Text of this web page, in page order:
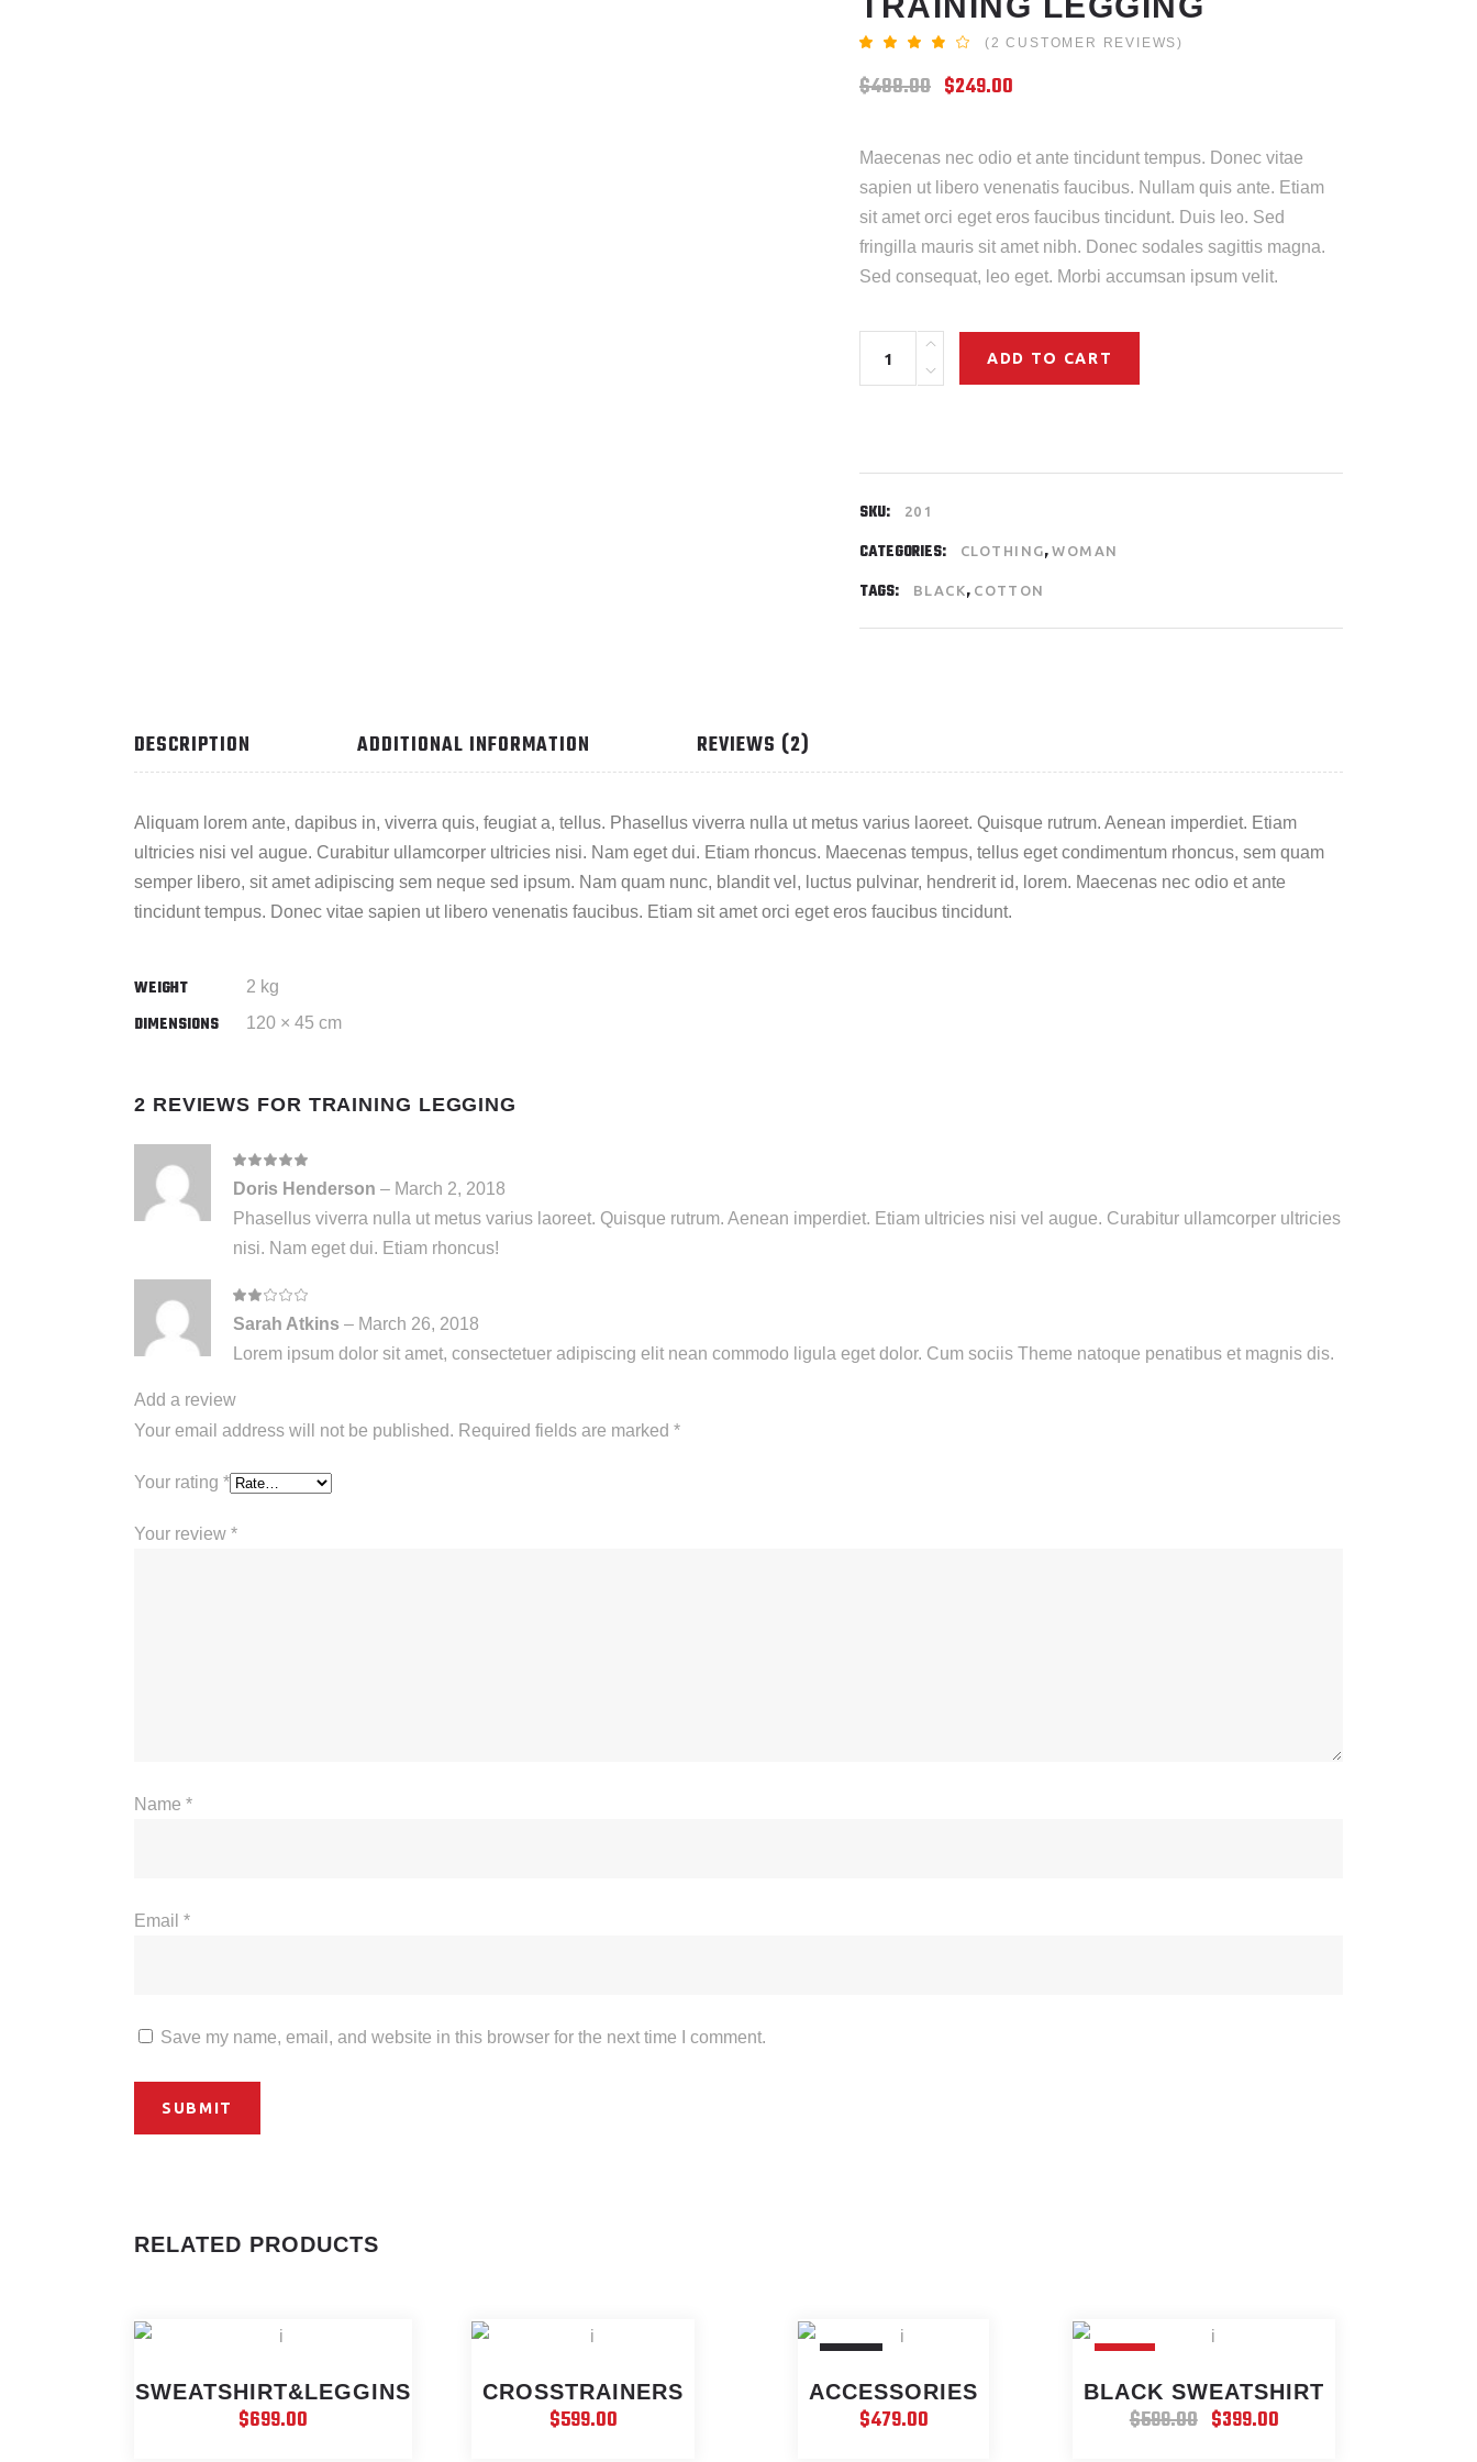
Rated
of
5
2
ratings
( 2 CUSTOMER REVIEWS)
$488.00 $249.00
Maecenas nec odio et ante tincidunt tempus. Donec vitae
sapien ut libero venenatis faucibus. Nullam quis ante. Etiam
sit amet orci eget eros faucibus tincidunt. Duis leo. Sed
fringilla mauris sit amet nibh. Donec sodales sagittis magna.
Sed consequat, leo eget. Morbi accumsan ipsum velit.
ADD TO CART
SKU: 201
CATEGORIES: CLOTHING,WOMAN
TAGS: BLACK, COTTON
DESCRIPTION ADDITIONAL INFORMATION REVIEWS (2)
Aliquam lorem ante, dapibus in, viverra quis, feugiat a, tellus. Phasellus viverra nulla ut metus varius laoreet. Quisque rutrum. Aenean imperdiet. Etiam
ultricies nisi vel augue. Curabitur ullamcorper ultricies nisi. Nam eget dui. Etiam rhoncus. Maecenas tempus, tellus eget condimentum rhoncus, sem quam
semper libero, sit amet adipiscing sem neque sed ipsum. Nam quam nunc, blandit vel, luctus pulvinar, hendrerit id, lorem. Maecenas nec odio et ante
tincidunt tempus. Donec vitae sapien ut libero venenatis faucibus. Etiam sit amet orci eget eros faucibus tincidunt.
WEIGHT 2 kg
DIMENSIONS 120 × 45 cm
2 REVIEWS FOR TRAINING LEGGING
of 5
Doris Henderson – March 2, 2018
Phasellus viverra nulla ut metus varius laoreet. Quisque rutrum. Aenean imperdiet. Etiam ultricies nisi vel augue. Curabitur ullamcorper ultricies
nisi. Nam eget dui. Etiam rhoncus!
out
5
Sarah Atkins – March 26, 2018
Lorem ipsum dolor sit amet, consectetuer adipiscing elit nean commodo ligula eget dolor. Cum sociis Theme natoque penatibus et magnis dis.
Add a review
Your email address will not be published. Required fields are marked *
Your rating *
Your review *
Name *
Email *
Save my name, email, and website in this browser for the next time I comment.
RELATED PRODUCTS
SWEATSHIRT&LEGGINS
$699.00
CROSSTRAINERS
$599.00
SOLD
ACCESSORIES
$479.00
SALE
BLACK SWEATSHIRT
$599.00 $399.00